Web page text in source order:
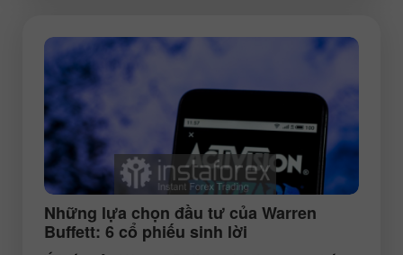
Những lựa chọn đầu tư của Warren
Buffett: 6 cổ phiếu sinh lời